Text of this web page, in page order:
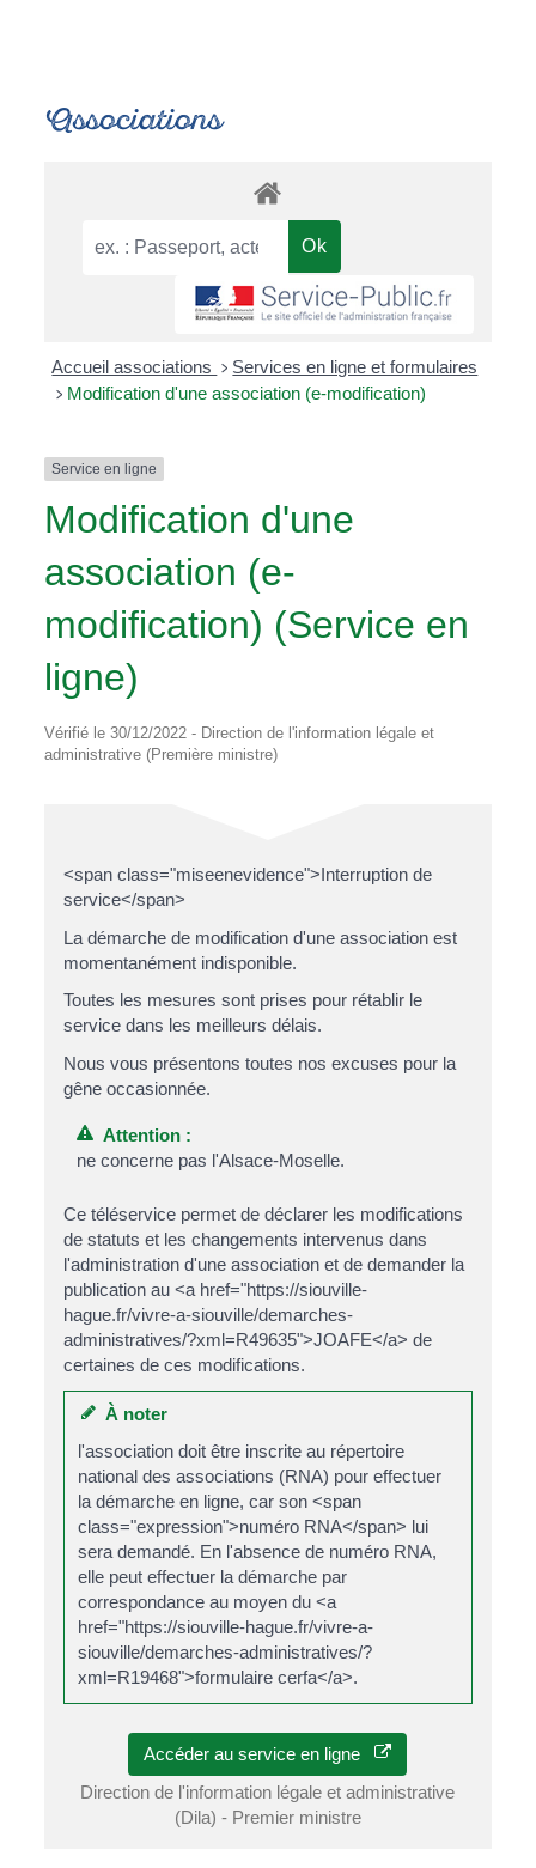
Associations
Accueil associations > Services en ligne et formulaires
> Modification d'une association (e-modification)
Service en ligne
Modification d'une
association (e-
modification) (Service en
ligne)
Vérifié le 30/12/2022 - Direction de l'information légale et
administrative (Première ministre)
<span class="miseenevidence">Interruption de
service</span>
La démarche de modification d'une association est
momentanément indisponible.
Toutes les mesures sont prises pour rétablir le
service dans les meilleurs délais.
Nous vous présentons toutes nos excuses pour la
gêne occasionnée.
Attention :
ne concerne pas l'Alsace-Moselle.
Ce téléservice permet de déclarer les modifications
de statuts et les changements intervenus dans
l'administration d'une association et de demander la
publication au <a href="https://siouville-
hague.fr/vivre-a-siouville/demarches-
administratives/?xml=R49635">JOAFE</a> de
certaines de ces modifications.
À noter
l'association doit être inscrite au répertoire
national des associations (RNA) pour effectuer
la démarche en ligne, car son <span
class="expression">numéro RNA</span> lui
sera demandé. En l'absence de numéro RNA,
elle peut effectuer la démarche par
correspondance au moyen du <a
href="https://siouville-hague.fr/vivre-a-
siouville/demarches-administratives/?
xml=R19468">formulaire cerfa</a>.
Accéder au service en ligne
Direction de l'information légale et administrative
(Dila) - Premier ministre